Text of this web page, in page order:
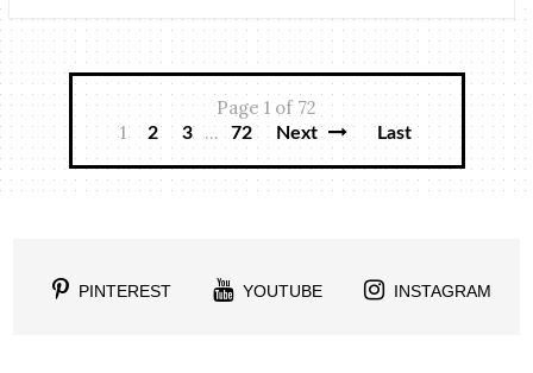
Page 1 of 72
1
2 3 ... 72 Next Last
PINTEREST YOUTUBE INSTAGRAM